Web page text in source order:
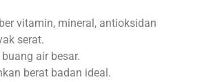
vitamin, mineral, antioksidan
serat.
air besar.
berat badan ideal.